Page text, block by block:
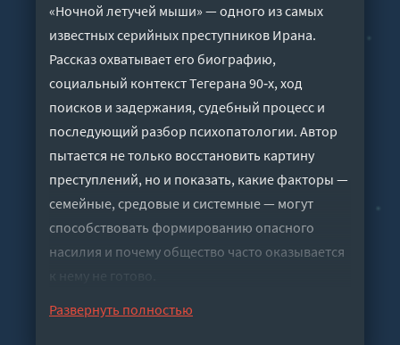
«Ночной летучей мыши» — одного из самых
известных серийных преступников Ирана.
Рассказ охватывает его биографию,
социальный контекст Тегерана 90‑х, ход
поисков и задержания, судебный процесс и
последующий разбор психопатологии. Автор
пытается не только восстановить картину
преступлений, но и показать, какие факторы —
семейные, средовые и системные — могут
способствовать формированию опасного
насилия и почему общество часто оказывается
к нему не готово.
Развернуть полностью